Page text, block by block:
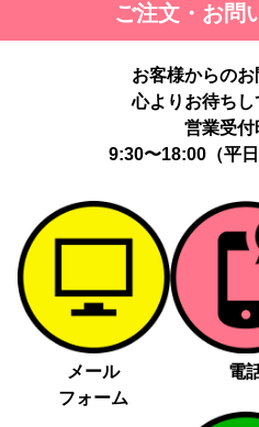
ご注文・お問
お客様からの
心よりお待ちし
営業受
9:30〜18:00（平
メール
フォーム
電